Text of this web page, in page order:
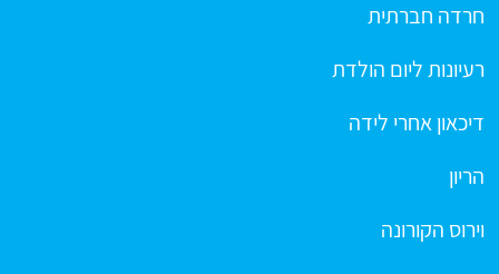
חרדה חברתית
רעיונות ליום הולדת
דיכאון אחרי לידה
הריון
וירוס הקורונה